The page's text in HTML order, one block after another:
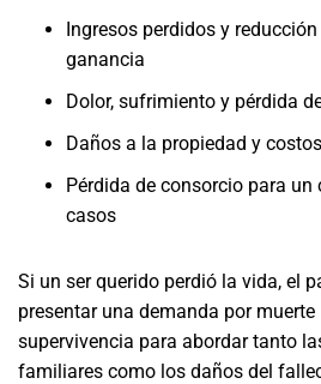
Ingresos perdidos y
ganancia
Dolor, sufrimiento y pérdida
Daños a la propiedad y
Pérdida de consorcio para un
casos
Si un ser querido perdió la vida, el
presentar una demanda por
supervivencia para abordar tanto
familiares como los daños del